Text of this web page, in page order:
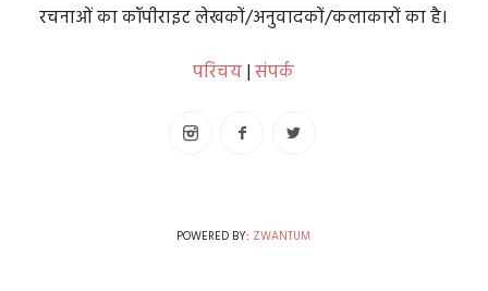
रचनाओं का कॉपीराइट लेखकों/अनुवादकों/कलाकारों का है।
परिचय|संपर्क
POWERED BY: ZWANTUM